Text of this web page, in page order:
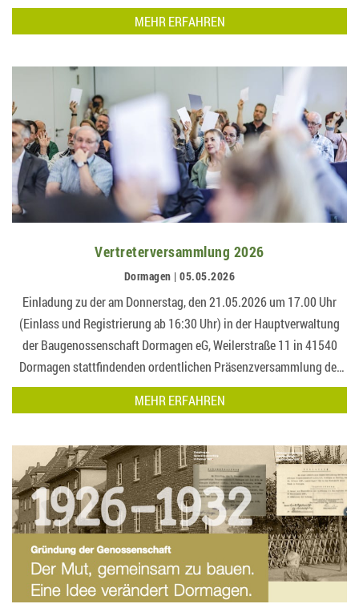
in Do…
MEHR ERFAHREN
Vertreterversammlung 2026
Dormagen | 05.05.2026
Einladung zu der am Donnerstag, den 21.05.2026 um 17.00 Uhr
(Einlass und Registrierung ab 16:30 Uhr) in der Hauptverwaltung
der Baugenossenschaft Dormagen eG, Weilerstraße 11 in 41540
Dormagen stattfindenden ordentlichen Präsenzversammlung der
Vertreter der Baugenossenschaft Dormagen e…
MEHR ERFAHREN